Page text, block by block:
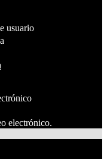
usuario
electrónico.